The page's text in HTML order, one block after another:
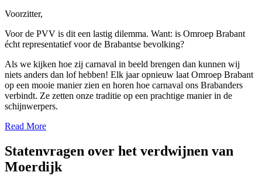
Voorzitter,
Voor de PVV is dit een lastig dilemma. Want: is Omroep Brabant
écht representatief voor de Brabantse bevolking?
Als we kijken hoe zij carnaval in beeld brengen dan kunnen wij
niets anders dan lof hebben! Elk jaar opnieuw laat Omroep Brabant
op een mooie manier zien en horen hoe carnaval ons Brabanders
verbindt. Ze zetten onze traditie op een prachtige manier in de
schijnwerpers.
Read More
Statenvragen over het verdwijnen van
Moerdijk